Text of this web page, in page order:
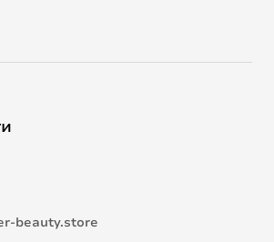
beauty.store